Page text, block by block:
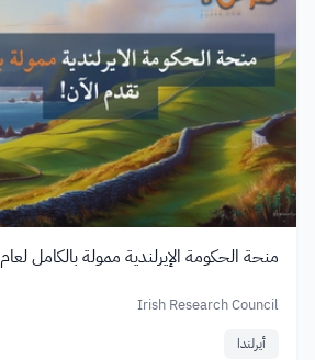
منحة الحكومة الإيرلندية ممولة بالكامل لعام 2026 | تقدم الآن!
Irish Research Council
أيرلندا